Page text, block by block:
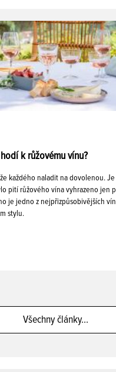
k růžovému vínu?
každého naladit na dovolenou.
pití růžového vína vyhrazeno jen
je jedno z nejpřizpůsobivějších
stylu.
Všechny články...